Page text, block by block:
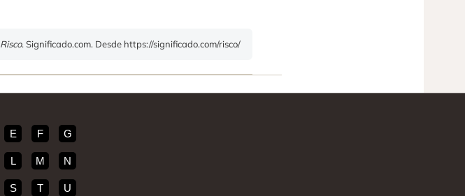
Risco. Significado.com. Desde https://significado.com/risco/
E F G
L M N
S T U